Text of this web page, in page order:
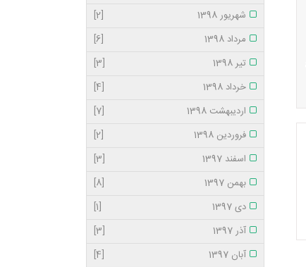
شهریور 1398
[2]
مرداد 1398
[6]
تیر 1398
[3]
خرداد 1398
[4]
اردیبهشت 1398
[7]
فروردین 1398
[2]
اسفند 1397
[3]
بهمن 1397
[8]
دی 1397
[1]
آذر 1397
[3]
آبان 1397
[4]